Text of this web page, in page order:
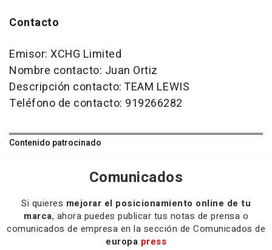
Contacto
Emisor: XCHG Limited
Nombre contacto: Juan Ortiz
Descripción contacto: TEAM LEWIS
Teléfono de contacto: 919266282
Contenido patrocinado
Comunicados
Si quieres mejorar el posicionamiento online de tu
marca, ahora puedes publicar tus notas de prensa o
comunicados de empresa en la sección de Comunicados de
europa press